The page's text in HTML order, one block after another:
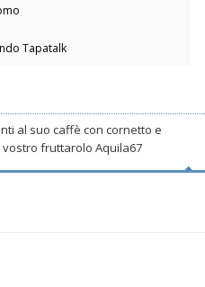
Tapatalk
al suo caffè con cornetto e
fruttarolo Aquila67